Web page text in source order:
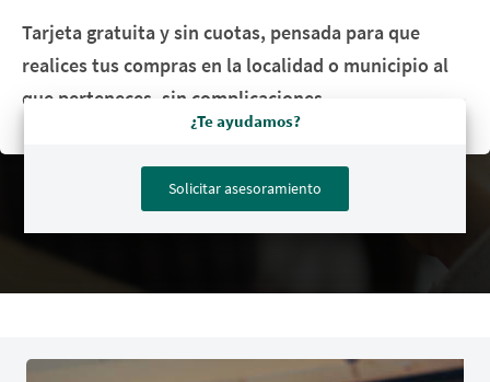
Tarjeta gratuita y sin cuotas, pensada para que
realices tus compras en la localidad o municipio al
que perteneces, sin complicaciones.
¿Te ayudamos?
Solicitar asesoramiento